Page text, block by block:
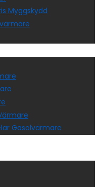
Myggskydd
Gasolvärmare